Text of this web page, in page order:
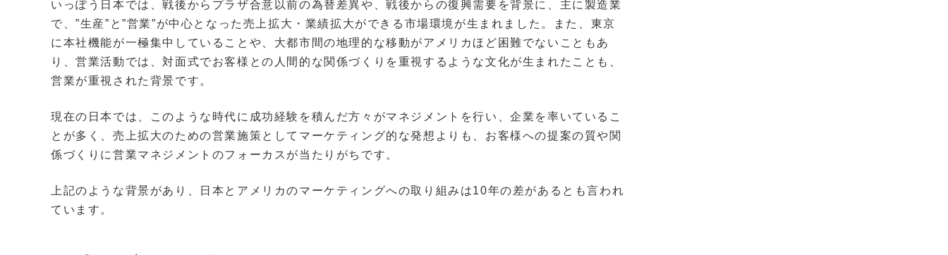
いっぽう日本では、戦後からプラザ合意以前の為替差異や、戦後からの復興需要を背景に、主に製造業
で、”生産”と”営業”が中心となった売上拡大・業績拡大ができる市場環境が生まれました。また、東京
に本社機能が一極集中していることや、大都市間の地理的な移動がアメリカほど困難でないこともあ
り、営業活動では、対面式でお客様との人間的な関係づくりを重視するような文化が生まれたことも、
営業が重視された背景です。
現在の日本では、このような時代に成功経験を積んだ方々がマネジメントを行い、企業を率いているこ
とが多く、売上拡大のための営業施策としてマーケティング的な発想よりも、お客様への提案の質や関
係づくりに営業マネジメントのフォーカスが当たりがちです。
上記のような背景があり、日本とアメリカのマーケティングへの取り組みは10年の差があるとも言われ
ています。